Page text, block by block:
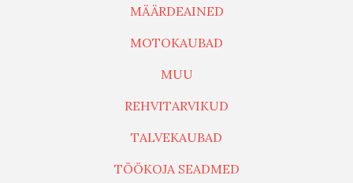
MÄÄRDEAINED
MOTOKAUBAD
MUU
REHVITARVIKUD
TALVEKAUBAD
TÖÖKOJA SEADMED